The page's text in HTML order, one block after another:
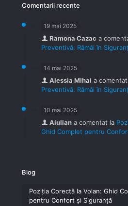
Comentarii recente
19 mai 2025
Ramona Cazac a
Preventivă: Rămâi în
14 mai 2025
Alessia Mihai a
Preventivă: Rămâi în
10 mai 2025
Aiulian a comentat la
Ghid Complet pentru
Blog
Poziția Corectă la Volan: Ghid
pentru Confort și Siguranță